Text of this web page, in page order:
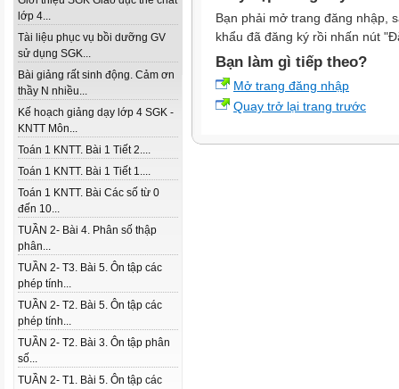
lớp 4...
Tài liệu phục vụ bồi dưỡng GV
sử dụng SGK...
Bài giảng rất sinh động. Cảm ơn
thầy N nhiều...
Kế hoạch giảng dạy lớp 4 SGK -
KNTT Môn...
Toán 1 KNTT. Bài 1 Tiết 2....
Toán 1 KNTT. Bài 1 Tiết 1....
Toán 1 KNTT. Bài Các số từ 0
đến 10...
TUẦN 2- Bài 4. Phân số thập
phân...
TUẦN 2- T3. Bài 5. Ôn tập các
phép tính...
TUẦN 2- T2. Bài 5. Ôn tập các
phép tính...
TUẦN 2- T2. Bài 3. Ôn tập phân
số...
TUẦN 2- T1. Bài 5. Ôn tập các
Bạn phải mở trang đăng nhập,
khẩu đã đăng ký rồi nhấn nút
Bạn làm gì tiếp theo?
Mở trang đăng nhập
Quay trở lại trang trước